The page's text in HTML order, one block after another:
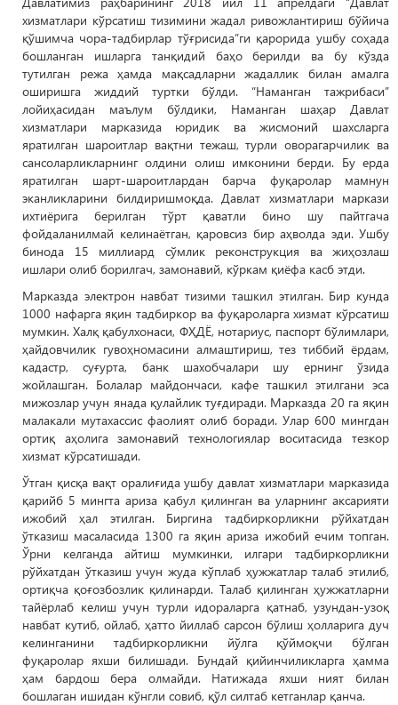
хизматлари кўрсатиш тизимини жадал ривожлантириш бўйича
қўшимча чора-тадбирлар тўғрисида”ги қарорида ушбу соҳада
бошланган ишларга танқидий баҳо берилди ва бу кўзда
тутилган режа ҳамда мақсадларни жадаллик билан амалга
оширишга жиддий туртки бўлди. “Наманган тажрибаси”
лойиҳасидан маълум бўлдики, Наманган шаҳар Давлат
хизматлари марказида юридик ва жисмоний шахсларга
яратилган шароитлар вақтни тежаш, турли оворагарчилик ва
сансоларликларнинг олдини олиш имконини берди. Бу ерда
яратилган шарт-шароитлардан барча фуқаролар мамнун
эканликларини билдиришмоқда. Давлат хизматлари маркази
ихтиёрига берилган тўрт қаватли бино шу пайтгача
фойдаланилмай келинаётган, қаровсиз бир аҳволда эди. Ушбу
бинода 15 миллиард сўмлик реконструкция ва жиҳозлаш
ишлари олиб борилгач, замонавий, кўркам қиёфа касб этди.
Марказда электрон навбат тизими ташкил этилган. Бир кунда
1000 нафарга яқин тадбиркор ва фуқароларга хизмат кўрсатиш
мумкин. Халқ қабулхонаси, ФҲДЁ, нотариус, паспорт бўлимлари,
ҳайдовчилик гувоҳномасини алмаштириш, тез тиббий ёрдам,
кадастр, суғурта, банк шахобчалари шу ернинг ўзида
жойлашган. Болалар майдончаси, кафе ташкил этилгани эса
мижозлар учун янада қулайлик туғдиради. Марказда 20 га яқин
малакали мутахассис фаолият олиб боради. Улар 600 мингдан
ортиқ аҳолига замонавий технологиялар воситасида тезкор
хизмат кўрсатишади.
Ўтган қисқа вақт оралиғида ушбу давлат хизматлари марказида
қарийб 5 мингта ариза қабул қилинган ва уларнинг аксарияти
ижобий ҳал этилган. Биргина тадбиркорликни рўйхатдан
ўтказиш масаласида 1300 га яқин ариза ижобий ечим топган.
Ўрни келганда айтиш мумкинки, илгари тадбиркорликни
рўйхатдан ўтказиш учун жуда кўплаб ҳужжатлар талаб этилиб,
ортиқча қоғозбозлик қилинарди. Талаб қилинган ҳужжатларни
тайёрлаб келиш учун турли идораларга қатнаб, узундан-узоқ
навбат кутиб, ойлаб, ҳатто йиллаб сарсон бўлиш ҳолларига дуч
келинганини тадбиркорликни йўлга қўймоқчи бўлган
фуқаролар яхши билишади. Бундай қийинчиликларга ҳамма
ҳам бардош бера олмайди. Натижада яхши ният билан
бошлаган ишидан кўнгли совиб, қўл силтаб кетганлар қанча.